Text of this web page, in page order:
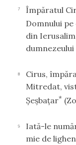
7 Împăratul
Domnului pe
din
dumnezeului
8
Cirus,
Mitredat,
Şeşbaţar*
9
Iată-le
mie de